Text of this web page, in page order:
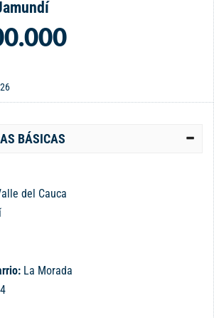
BÁSICAS
del Cauca
La Morada
4